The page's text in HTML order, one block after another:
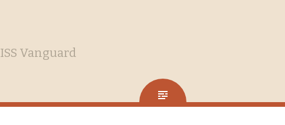
ISS Vanguard